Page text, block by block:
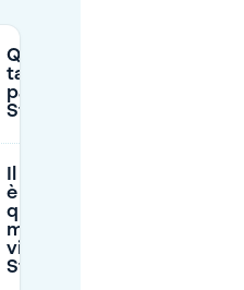
Quali sono le
tariffe di
parcheggio a
Stationsplein?
è gratuito in
qualsiasi
momento
vicino a
Stationsplein?